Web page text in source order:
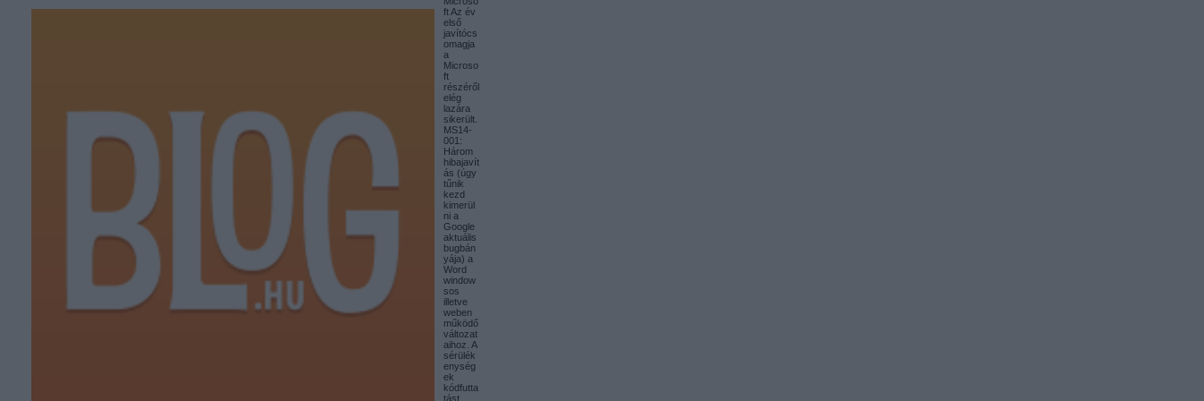
ft Az év
első
javítócs
omagja
a
Microso
ft
részéről
elég
lazára
sikerült.
MS14-
001:
Három
hibajavít
ás (úgy
tűnik
kezd
kimerül
ni a
Google
aktuális
bugbán
yája) a
Word
window
sos
illetve
weben
működő
változat
aihoz. A
sérülék
enység
ek
kódfutta
tást